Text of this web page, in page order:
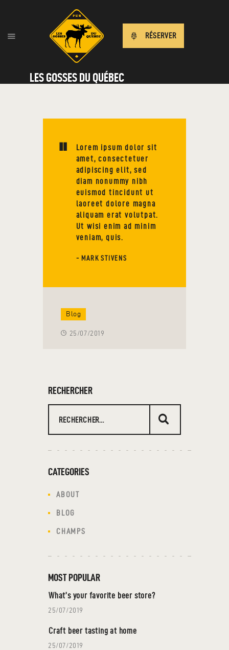
RÉSERVER
LES GOSSES DU QUÉBEC
Lorem ipsum dolor sit
amet, consectetuer
adipiscing elit, sed
diam nonummy nibh
euismod tincidunt ut
laoreet dolore magna
aliquam erat volutpat.
Ut wisi enim ad minim
veniam, quis.
- MARK STIVENS
Blog
25/07/2019
RECHERCHER
CATEGORIES
ABOUT
BLOG
CHAMPS
MOST POPULAR
What’s your favorite beer store?
25/07/2019
Craft beer tasting at home
25/07/2019